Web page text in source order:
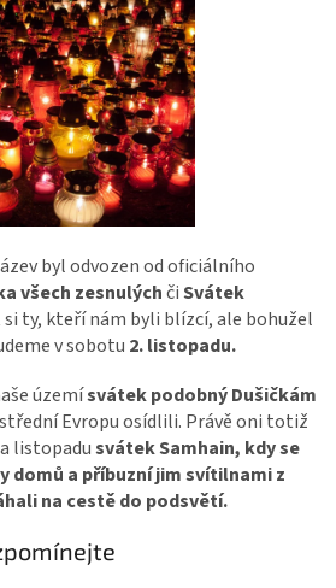
byl odvozen od oficiálního
všech zesnulýchčiSvátek
ty, kteří nám byli blízcí, ale bohužel
v sobotu 2. listopadu.
územísvátek podobný Dušičkám
Evropu osídlili. Právě oni totiž
listopadusvátek Samhain, kdy se
domů a příbuzní jim svítilnami z
na cestě do podsvětí.